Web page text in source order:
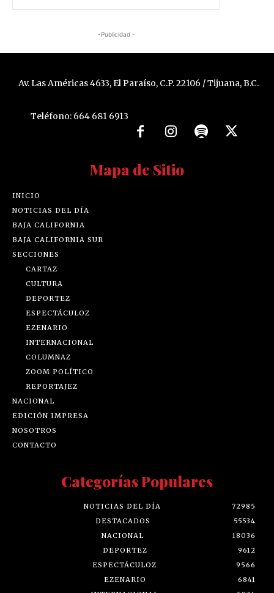
-Publicidad -
Av. Las Américas 4633, El Paraíso, C.P. 22106 / Tijuana, B.C.
Teléfono: 664 681 6913
Mapa de Sitio
INICIO
NOTICIAS DEL DÍA
BAJA CALIFORNIA
BAJA CALIFORNIA SUR
SECCIONES
CARTAZ
CULTURA
DEPORTEZ
ESPECTÁCULOZ
EZENARIO
INTERNACIONAL
COLUMNAZ
ZOOM POLÍTICO
REPORTAJEZ
NACIONAL
EDICIÓN IMPRESA
NOSOTROS
CONTACTO
Categorías Populares
NOTICIAS DEL DÍA
72985
DESTACADOS
55534
NACIONAL
18036
DEPORTEZ
9612
ESPECTÁCULOZ
9566
EZENARIO
6841